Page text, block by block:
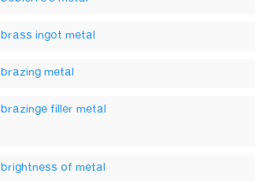
brass ingot metal
brazing metal
brazinge filler metal
brightness of metal